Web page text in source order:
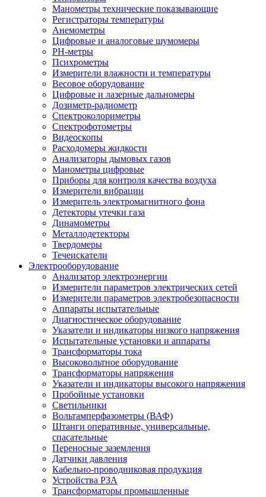
Манометры технические показывающие
Регистраторы температуры
Анемометры
Цифровые и аналоговые шумомеры
PH-метры
Психрометры
Измерители влажности и температуры
Весовое оборудование
Цифровые и лазерные дальномеры
Дозиметр-радиометр
Спектроколориметры
Спектрофотометры
Видеоскопы
Расходомеры жидкости
Анализаторы дымовых газов
Манометры цифровые
Приборы для контроля качества воздуха
Измерители вибрации
Измеритель электромагнитного фона
Детекторы утечки газа
Динамометры
Металлодетекторы
Твердомеры
Течеискатели
Электрооборудование
Анализатор электроэнергии
Измерители параметров электрических сетей
Измерители параметров электробезопасности
Аппараты испытательные
Диагностическое оборудование
Указатели и индикаторы низкого напряжения
Испытательные установки и аппараты
Трансформаторы тока
Высоковольтное оборудование
Трансформаторы напряжения
Указатели и индикаторы высокого напряжения
Пробойные установки
Светильники
Вольтамперфазометры (ВАФ)
Штанги оперативные, универсальные,
спасательные
Переносные заземления
Датчики давления
Кабельно-проводниковая продукция
Устройства РЗА
Трансформаторы промышленные